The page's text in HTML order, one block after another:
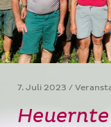
7. Juli 2023 /
Heuernte